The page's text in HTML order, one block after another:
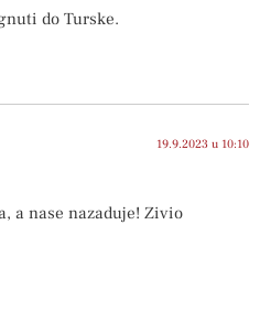
do Turske.
19.9.2023 u 10:10
a nase nazaduje! Zivio